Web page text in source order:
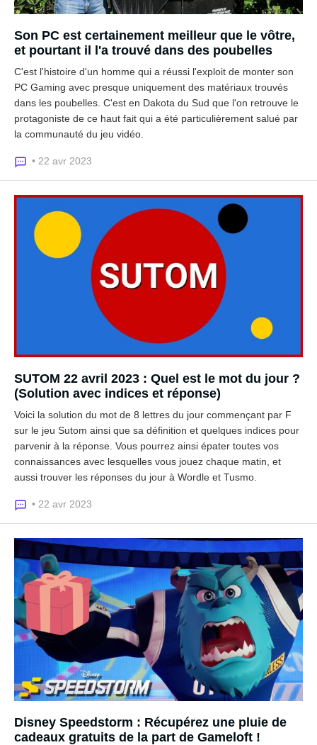
Son PC est certainement meilleur que le vôtre,
et pourtant il l'a trouvé dans des poubelles
C'est l'histoire d'un homme qui a réussi l'exploit de monter son
PC Gaming avec presque uniquement des matériaux trouvés
dans les poubelles. C'est en Dakota du Sud que l'on retrouve le
protagoniste de ce haut fait qui a été particulièrement salué par
la communauté du jeu vidéo.
• 22 avr 2023
SUTOM 22 avril 2023 : Quel est le mot du jour ?
(Solution avec indices et réponse)
Voici la solution du mot de 8 lettres du jour commençant par F
sur le jeu Sutom ainsi que sa définition et quelques indices pour
parvenir à la réponse. Vous pourrez ainsi épater toutes vos
connaissances avec lesquelles vous jouez chaque matin, et
aussi trouver les réponses du jour à Wordle et Tusmo.
• 22 avr 2023
Disney Speedstorm : Récupérez une pluie de
cadeaux gratuits de la part de Gameloft !